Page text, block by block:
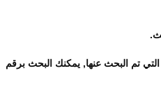
تم البحث عنها, يمكنك البحث برقم